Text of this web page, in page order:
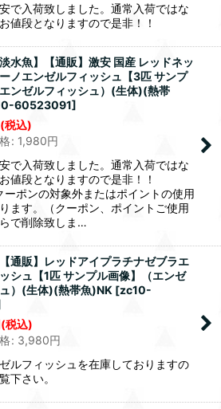
で入荷致しました。通常入荷ではな
値段となりますので是非！！
淡水魚】【通販】激安 国産 レッドネッ
ノエンゼルフィッシュ【3匹 サンプ
ンゼルフィッシュ）(生体)(熱帯
60523091]
(税込)
: 1,980円
で入荷致しました。通常入荷ではな
値段となりますので是非！！
ーポンの対象外またはポイントの使用
ます。（クーポン、ポイントご使用
で削除致しま…
【通販】レッドアイプラチナゼブラエ
シュ【1匹 サンプル画像】（エンゼ
）(生体)(熱帯魚)NK [zc10-
(税込)
: 3,980円
ルフィッシュを在庫しておりますの
下さい。